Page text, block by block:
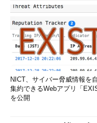
ることもできるが、その
コンピュータの再起動を
れてしまう。再起動など
ためには、別の対策が必要
管理共有を完全に停止さ
更する。
NICT、サイバー脅威情報を
集約できるWebアプリ「
を公開